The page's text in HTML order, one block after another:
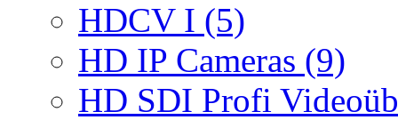
HDCV I (5)
HD IP Cameras (9)
HD SDI Profi